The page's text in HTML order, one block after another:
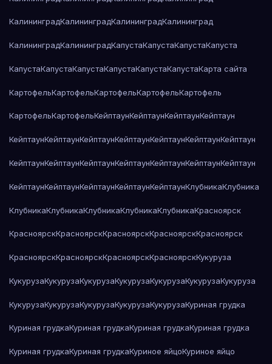
КалининградКалининградКалининградКалининград
КалининградКалининградКапустаКапустаКапустаКапуста
КапустаКапустаКапустаКапустаКапустаКапустаКарта сайта
КартофельКартофельКартофельКартофельКартофель
КартофельКартофельКейптаунКейптаунКейптаунКейптаун
КейптаунКейптаунКейптаунКейптаунКейптаунКейптаунКейптаун
КейптаунКейптаунКейптаунКейптаунКейптаунКейптаунКейптаун
КейптаунКейптаунКейптаунКейптаунКейптаунКлубникаКлубника
КлубникаКлубникаКлубникаКлубникаКлубникаКрасноярск
КрасноярскКрасноярскКрасноярскКрасноярскКрасноярск
КрасноярскКрасноярскКрасноярскКрасноярскКукуруза
КукурузаКукурузаКукурузаКукурузаКукурузаКукурузаКукуруза
КукурузаКукурузаКукурузаКукурузаКукурузаКуриная грудка
Куриная грудкаКуриная грудкаКуриная грудкаКуриная грудка
Куриная грудкаКуриная грудкаКуриное яйцоКуриное яйцо